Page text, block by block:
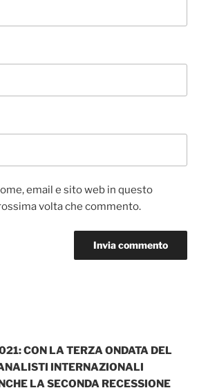
email e sito web in questo
volta che commento.
CON LA TERZA ONDATA DEL
INTERNAZIONALI
LA SECONDA RECESSIONE